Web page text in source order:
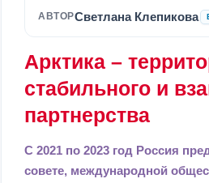
АВТОРСветлана Клепикова
Арктика –
стабильного и
партнерства
С 2021 по 2023 год Россия
совете, международной